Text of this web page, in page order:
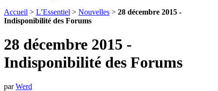
Accueil > L’Essentiel > Nouvelles > 28 décembre 2015 -
Indisponibilité des Forums
28 décembre 2015 -
Indisponibilité des Forums
parWerd